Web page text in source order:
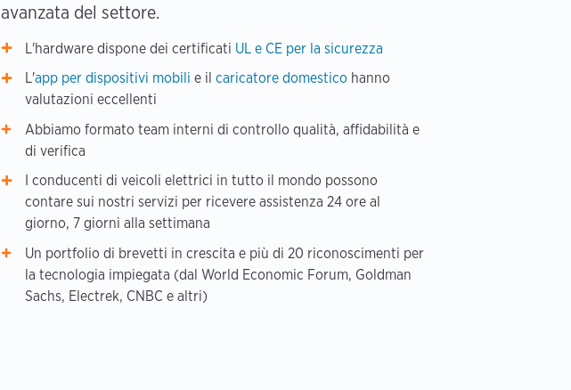
avanzata del settore.
L'hardware dispone dei certificati UL e CE per la sicurezza
L'app per dispositivi mobili e ilcaricatore domestico hanno
valutazioni eccellenti
Abbiamo formato team interni di controllo qualità, affidabilità e
di verifica
I conducenti di veicoli elettrici in tutto il mondo possono
contare sui nostri servizi per ricevere assistenza 24 ore al
giorno, 7 giorni alla settimana
Un portfolio di brevetti in crescita e più di 20 riconoscimenti per
la tecnologia impiegata (dal World Economic Forum, Goldman
Sachs, Electrek, CNBC e altri)